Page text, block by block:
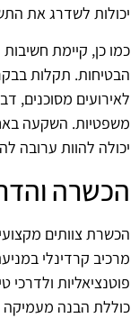
יכולות לשדרג את
כמו כן, קיימת
הבטיחות. תקלות
לאירועים מסוכנים,
משפטיות. השקעה
יכולה להוות ערובה
הכשרה
הכשרת צוותים
מרכיב קרדינלי
פוטנציאליות ולדרכי
כוללת הבנה